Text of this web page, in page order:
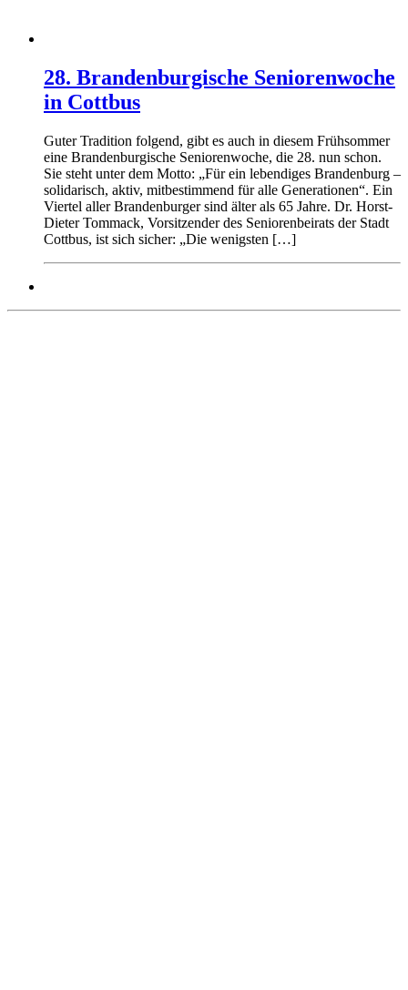
28. Brandenburgische Seniorenwoche
in Cottbus
Guter Tradition folgend, gibt es auch in diesem Frühsommer
eine Brandenburgische Seniorenwoche, die 28. nun schon.
Sie steht unter dem Motto: „Für ein lebendiges Brandenburg –
solidarisch, aktiv, mitbestimmend für alle Generationen“. Ein
Viertel aller Brandenburger sind älter als 65 Jahre. Dr. Horst-
Dieter Tommack, Vorsitzender des Seniorenbeirats der Stadt
Cottbus, ist sich sicher: „Die wenigsten […]